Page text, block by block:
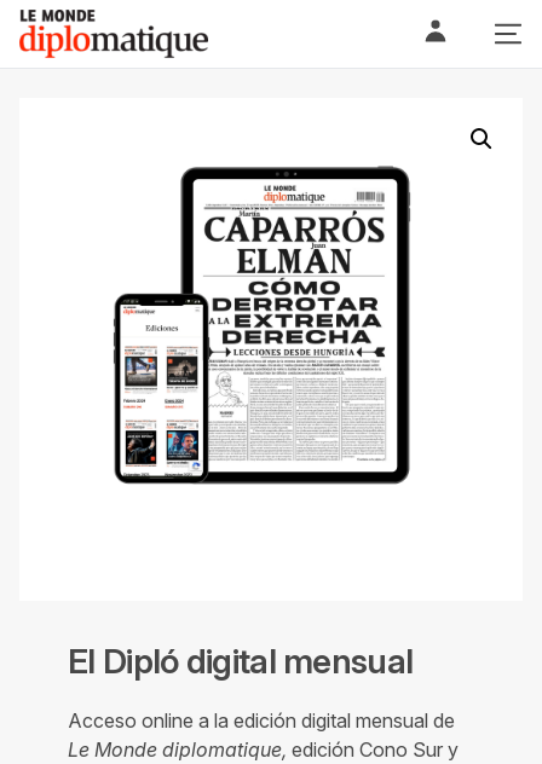
Skip
content
Le monde diplomatique
El Dipló digital mensual
Acceso online a la edición digital mensual de
Le Monde diplomatique, edición Cono Sur y